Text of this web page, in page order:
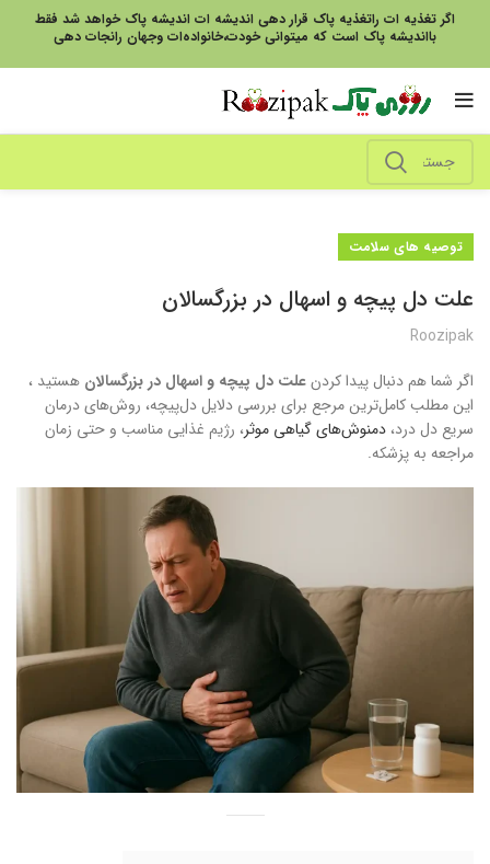
اگر تغذیه ات راتغذیه پاک قرار دهی اندیشه ات اندیشه پاک خواهد شد فقط
بااندیشه پاک است که میتوانی خودت،خانواده‌ات وجهان رانجات دهی
توصیه های سلامت
علت دل پیچه و اسهال در بزرگسالان
Roozipak
اگر شما هم دنبال پیدا کردنعلت دل پیچه و اسهال در بزرگسالان هستید ،
این مطلب کامل‌ترین مرجع برای بررسی دلایل دل‌پیچه، روش‌های درمان
سریع دل درد، دمنوش‌های گیاهی موثر، رژیم غذایی مناسب و حتی زمان
مراجعه به پزشکه.